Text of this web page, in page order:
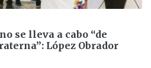
se lleva a cabo “de
López Obrador